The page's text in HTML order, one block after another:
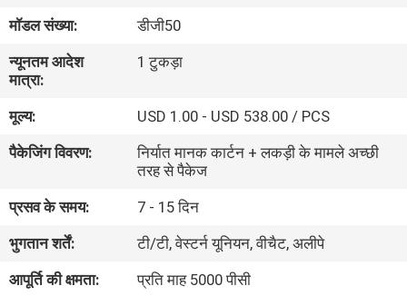
कारखाना
भ्रमण
गुणवत्ता
संपर्क
करें
मॉडल संख्या:
डीजी50
न्यूनतम आदेश
मात्रा:
1 टुकड़ा
मूल्य:
USD 1.00 - USD 538.00 / PCS
पैकेजिंग विवरण:
निर्यात मानक कार्टन + लकड़ी के मामले अच्छी
तरह से पैकेज
प्रसव के समय:
7 - 15 दिन
भुगतान शर्तें:
टी/टी, वेस्टर्न यूनियन, वीचैट, अलीपे
आपूर्ति की क्षमता:
प्रति माह 5000 पीसी